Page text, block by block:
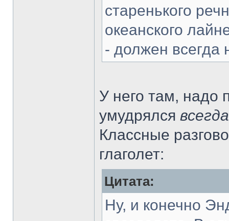
старенького
океанского
- должен всегда
У него там, надо
умудрялся всегда
Классные
глаголет:
Цитата:
Ну, и конечно